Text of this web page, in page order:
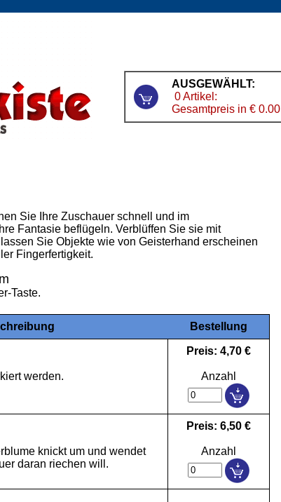
AUSGEWÄHLT:
0 Artikel:
Gesamtpreis in € 0.00
Sie Ihre Zuschauer schnell und im
Fantasie beflügeln. Verblüffen Sie sie mit
Sie Objekte wie von Geisterhand erscheinen
Fingerfertigkeit.
Taste.
Bestellung
werden.
Preis: 4,70 €
Anzahl
knickt um und wendet
daran riechen will.
Preis: 6,50 €
Anzahl